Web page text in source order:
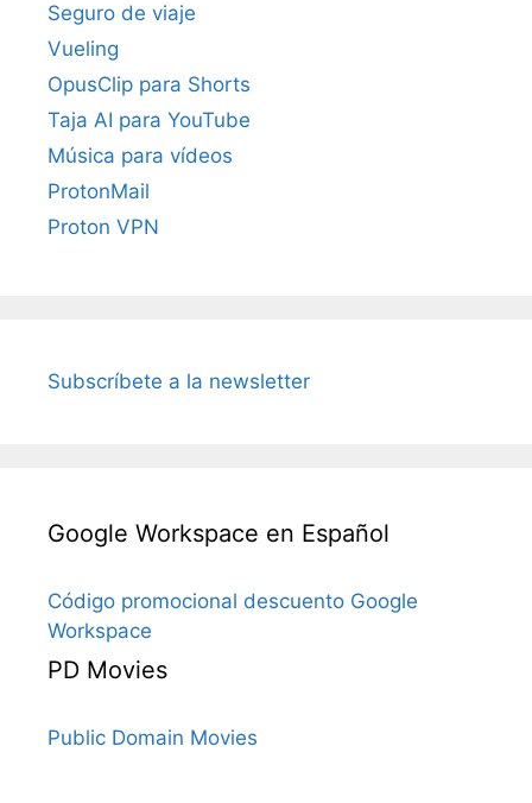
Seguro de viaje
Vueling
OpusClip para Shorts
Taja AI para YouTube
Música para vídeos
ProtonMail
Proton VPN
Subscríbete a la newsletter
Google Workspace en Español
Código promocional descuento Google
Workspace
PD Movies
Public Domain Movies